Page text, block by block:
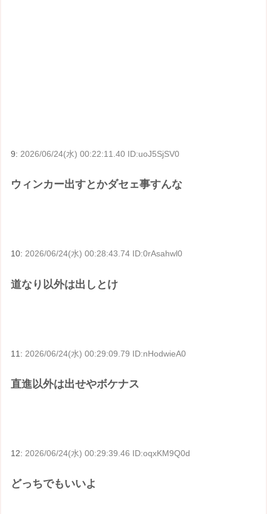
9: 2026/06/24(水) 00:22:11.40 ID:uoJ5SjSV0
ウィンカー出すとかダセェ事すんな
10:2026/06/24(水) 00:28:43.74 ID:0rAsahwl0
道なり以外は出しとけ
11: 2026/06/24(水) 00:29:09.79 ID:nHodwieA0
直進以外は出せやボケナス
12: 2026/06/24(水) 00:29:39.46 ID:oqxKM9Q0d
どっちでもいいよ